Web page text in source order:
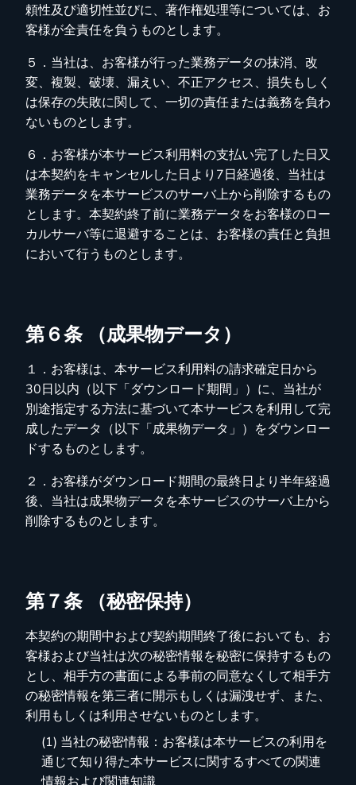
頼性及び適切性並びに、著作権処理等については、お
客様が全責任を負うものとします。
５．当社は、お客様が行った業務データの抹消、改
変、複製、破壊、漏えい、不正アクセス、損失もしく
は保存の失敗に関して、一切の責任または義務を負わ
ないものとします。
６．お客様が本サービス利用料の支払い完了した日又
は本契約をキャンセルした日より7日経過後、当社は
業務データを本サービスのサーバ上から削除するもの
とします。本契約終了前に業務データをお客様のロー
カルサーバ等に退避することは、お客様の責任と負担
において行うものとします。
第６条 （成果物データ）
１．お客様は、本サービス利用料の請求確定日から
30日以内（以下「ダウンロード期間」）に、当社が
別途指定する方法に基づいて本サービスを利用して完
成したデータ（以下「成果物データ」）をダウンロー
ドするものとします。
２．お客様がダウンロード期間の最終日より半年経過
後、当社は成果物データを本サービスのサーバ上から
削除するものとします。
第７条 （秘密保持）
本契約の期間中および契約期間終了後においても、お
客様および当社は次の秘密情報を秘密に保持するもの
とし、相手方の書面による事前の同意なくして相手方
の秘密情報を第三者に開示もしくは漏洩せず、また、
利用もしくは利用させないものとします。
(1) 当社の秘密情報：お客様は本サービスの利用を
通じて知り得た本サービスに関するすべての関連